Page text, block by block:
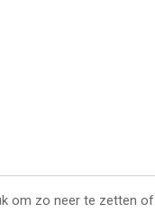
om zo neer te zetten of